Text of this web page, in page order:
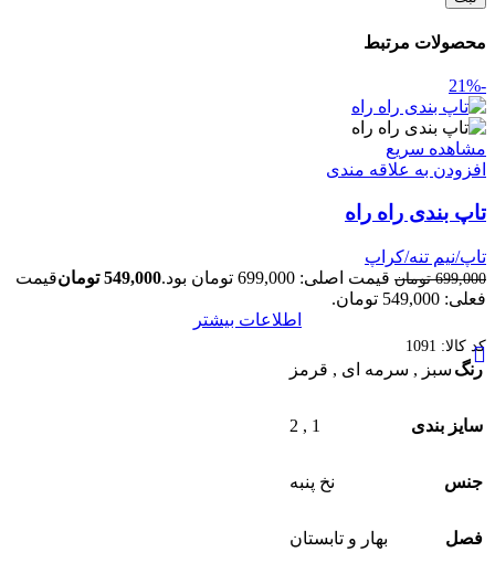
محصولات مرتبط
-21%
مشاهده سریع
افزودن به علاقه مندی
تاپ بندی راه راه
تاپ/نیم تنه/کراپ
699,000 تومان قیمت اصلی: 699,000 تومان بود. 549,000 تومانقیمت
فعلی: 549,000 تومان.
اطلاعات بیشتر
کد کالا: 1091
رنگ سبز , سرمه ای , قرمز
سایز بندی 1
,
2
جنس نخ پنبه
فصل بهار و تابستان